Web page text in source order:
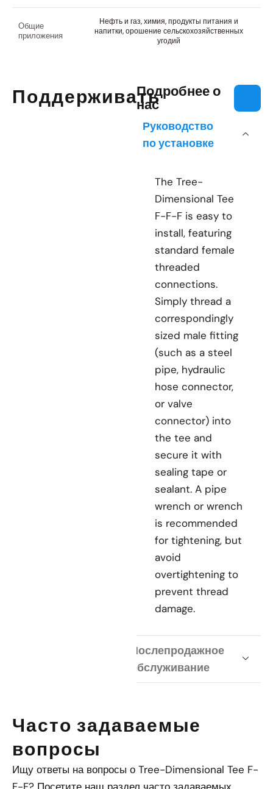
Общие
приложения
Нефть и газ, химия, продукты питания и
напитки, орошение сельскохозяйственных
угодий
ПоддерживатьПодробнее о
нас
Руководство
по установке
The Tree-
Dimensional Tee
F-F-F is easy to
install, featuring
standard female
threaded
connections.
Simply thread a
correspondingly
sized male fitting
(such as a steel
pipe, hydraulic
hose connector,
or valve
connector) into
the tee and
secure it with
sealing tape or
sealant. A pipe
wrench or wrench
is recommended
for tightening, but
avoid
overtightening to
prevent thread
damage.
Послепродажное
обслуживание
Часто задаваемые
вопросы
Ищу ответы на вопросы о Tree-Dimensional Tee F-